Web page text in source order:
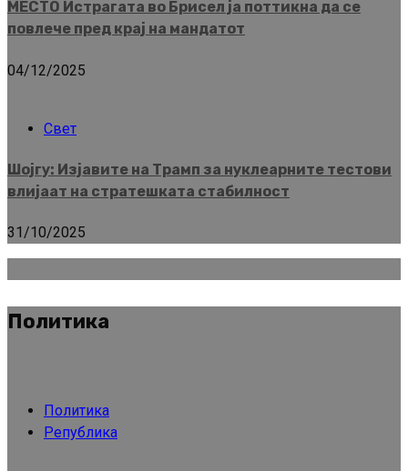
МЕСТО Истрагата во Брисел ја поттикна да се
повлече пред крај на мандатот
04/12/2025
Свет
Шојгу: Изјавите на Трамп за нуклеарните тестови
влијаат на стратешката стабилност
31/10/2025
Политика
Политика
Република